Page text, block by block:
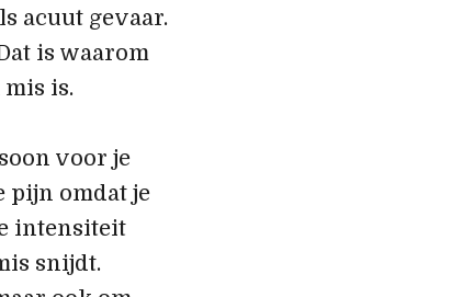
acuut gevaar.
is waarom
is.
voor je
pijn omdat je
intensiteit
snijdt.